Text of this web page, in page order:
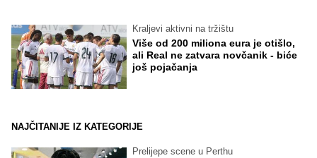
Kraljevi aktivni na tržištu
Više od 200 miliona eura je otišlo,
ali Real ne zatvara novčanik - biće
još pojačanja
NAJČITANIJE IZ KATEGORIJE
Prelijepe scene u Perthu